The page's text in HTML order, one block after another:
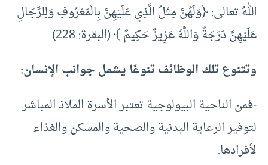
اللهُ تعالى: ﴿وَلَهُنَّ مِثْلُ الَّذِي عَلَيْهِنَّ بِالْمَعْرُوفِ وَلِلرِّجَالِ
عَلَيْهِنَّ دَرَجَةٌ وَاللَّهُ عَزِيزٌ حَكِيمٌ ﴾ (البقرة: 228)
وتتنوع تلك الوظائف تنوعًا يشمل جوانب الإنسان:
-فمن الناحية البيولوجية تعتبر الأسرة الملاذ المباشر
لتوفير الرعاية البدنية والصحية والمسكن والغذاء
لأفرادها.